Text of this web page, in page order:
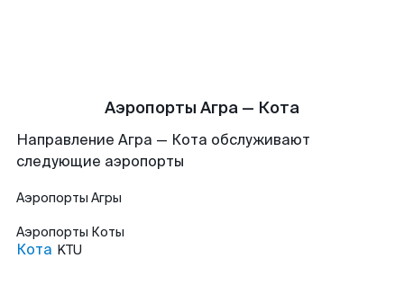
Аэропорты Агра — Кота
Направление Агра — Кота обслуживают
следующие аэропорты
Аэропорты Агры
Аэропорты Коты
Кота KTU